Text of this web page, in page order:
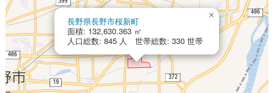
長野県長野市桜新町
面積: 132,630.363 ㎡
人口総数: 845 人 世帯総数: 330 世帯
×